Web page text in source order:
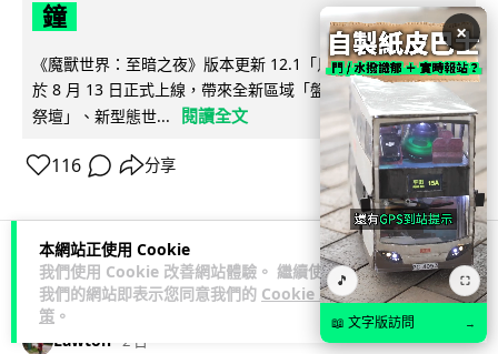
本網站正使用 Cookie
我們使用 Cookie 改善網站體驗。 繼續使用
我們的網站即表示您同意我們的 Cookie 政
策 。
鐘
《魔獸世界：至暗之夜》版本更新 12.1「烏拉特克的詛咒」將
於 8 月 13 日正式上線，帶來全新區域「盤蛇島」、地城「毒牙
祭壇」、新型態世...
閱讀全文
116 分享
科技娛樂 遊戲情報
Lawton 2 日
×
🎵 ⛶
📖 文字版訪問 →